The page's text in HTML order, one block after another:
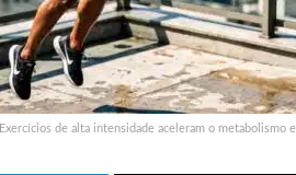
Exercícios de alta intensidade aceleram o metabolismo